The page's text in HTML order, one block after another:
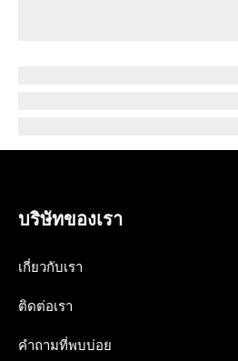
บริษัทของเรา
เกี่ยวกับเรา
ติดต่อเรา
คำถามที่พบบ่อย